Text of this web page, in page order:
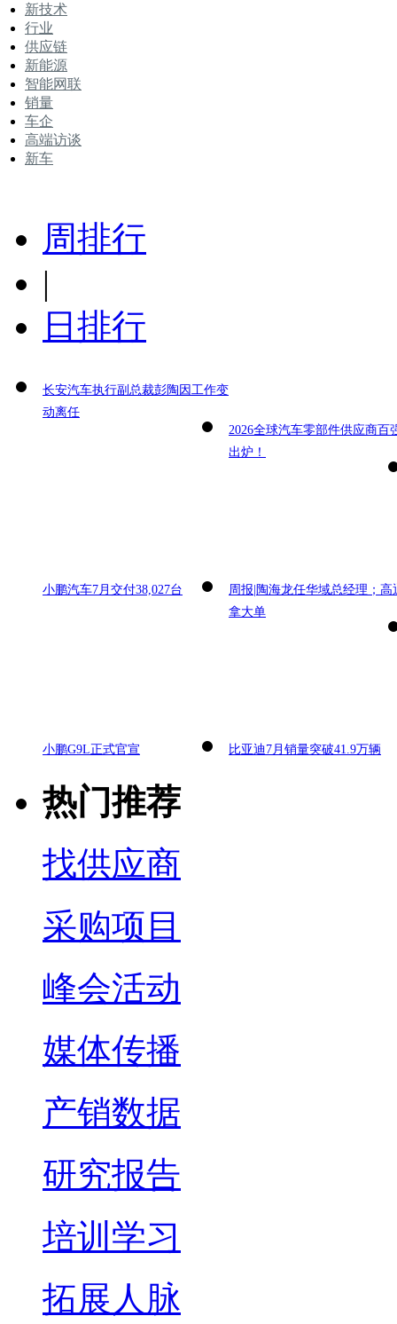
新技术
行业
供应链
新能源
智能网联
销量
车企
高端访谈
新车
周排行
|
日排行
长安汽车执行副总裁彭陶因工作变
动离任
2026全球汽车零部件供应商百
出炉！
小鹏汽车7月交付38,027台
周报|陶海龙任华域总经理；高
拿大单
小鹏G9L正式官宣 比亚迪7月销量突破41.9万辆
热门推荐
找供应商
采购项目
峰会活动
媒体传播
产销数据
研究报告
培训学习
拓展人脉